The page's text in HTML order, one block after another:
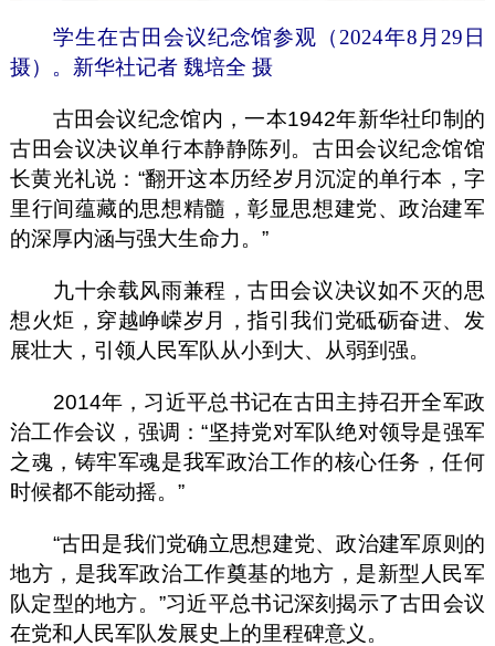
学生在古田会议纪念馆参观（2024年8月29日
摄）。新华社记者 魏培全 摄
古田会议纪念馆内，一本1942年新华社印制的
古田会议决议单行本静静陈列。古田会议纪念馆馆
长黄光礼说：“翻开这本历经岁月沉淀的单行本，字
里行间蕴藏的思想精髓，彰显思想建党、政治建军
的深厚内涵与强大生命力。”
九十余载风雨兼程，古田会议决议如不灭的思
想火炬，穿越峥嵘岁月，指引我们党砥砺奋进、发
展壮大，引领人民军队从小到大、从弱到强。
2014年，习近平总书记在古田主持召开全军政
治工作会议，强调：“坚持党对军队绝对领导是强军
之魂，铸牢军魂是我军政治工作的核心任务，任何
时候都不能动摇。”
“古田是我们党确立思想建党、政治建军原则的
地方，是我军政治工作奠基的地方，是新型人民军
队定型的地方。”习近平总书记深刻揭示了古田会议
在党和人民军队发展史上的里程碑意义。